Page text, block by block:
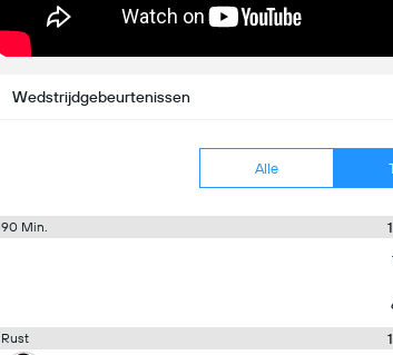
Wedstrijdgebeurtenissen
Alle
90 Min.
Rust